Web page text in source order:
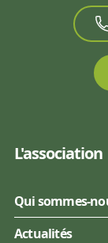
L'association
Qui sommes-
Actualités